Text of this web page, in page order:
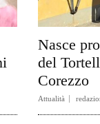
Nasce
del
Corezzo
Attualità